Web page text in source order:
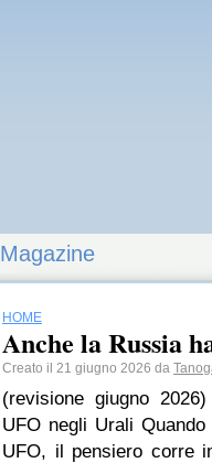
Magazine
HOME
Anche la Russia
Creato il 21 giugno 2026 da
(revisione giugno
UFO negli Urali
UFO, il pensiero corre